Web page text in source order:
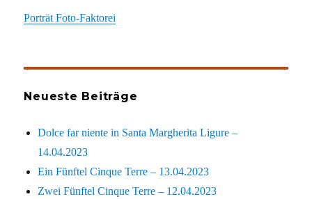
Porträt Foto-Faktorei
Neueste Beiträge
Dolce far niente in Santa Margherita Ligure –
14.04.2023
Ein Fünftel Cinque Terre – 13.04.2023
Zwei Fünftel Cinque Terre – 12.04.2023